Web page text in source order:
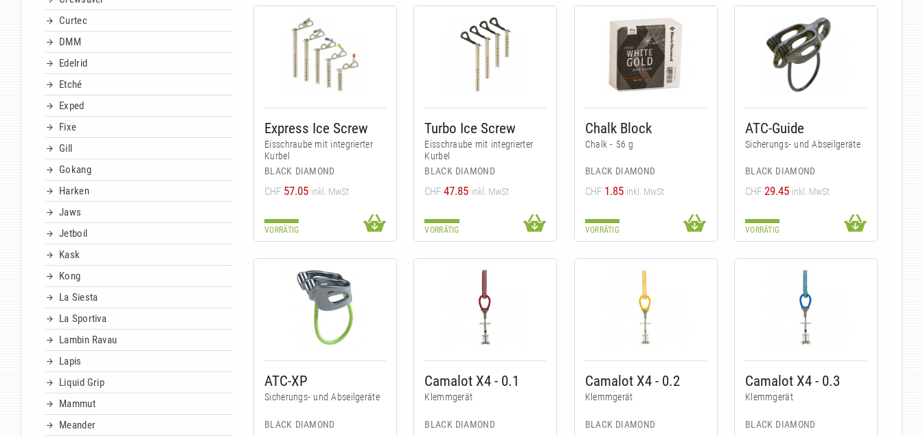
Curtec
DMM
Edelrid
Etché
Exped
Fixe
Gill
Gokang
Harken
Jaws
Jetboil
Kask
Kong
La Siesta
La Sportiva
Lambin Ravau
Lapis
Liquid Grip
Mammut
Meander
Express Ice Screw
Eisschraube mit integrierter
Kurbel
BLACK DIAMOND
CHF 57.05 inkl. MwSt
VORRÄTIG
Turbo Ice Screw
Eisschraube mit integrierter
Kurbel
BLACK DIAMOND
CHF 47.85 inkl. MwSt
VORRÄTIG
Chalk Block
Chalk - 56 g
BLACK DIAMOND
CHF 1.85 inkl. MwSt
VORRÄTIG
ATC-Guide
Sicherungs- und Abseilgeräte
BLACK DIAMOND
CHF 29.45 inkl. MwSt
VORRÄTIG
ATC-XP
Sicherungs- und Abseilgeräte
BLACK DIAMOND
Camalot X4 - 0.1
Klemmgerät
BLACK DIAMOND
Camalot X4 - 0.2
Klemmgerät
BLACK DIAMOND
Camalot X4 - 0.3
Klemmgerät
BLACK DIAMOND